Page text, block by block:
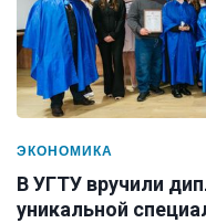
ЭКОНОМИКА
В УГТУ вручили
уникальной